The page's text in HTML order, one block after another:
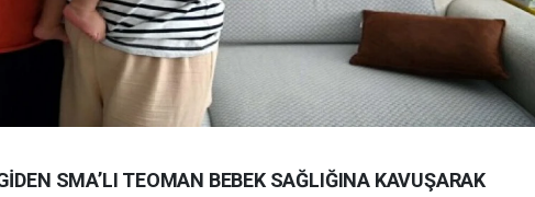
SMA’LI TEOMAN BEBEK SAĞLIĞINA KAVUŞARAK